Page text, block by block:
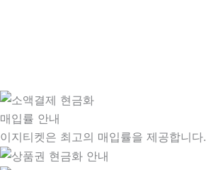
매입률 안내
이지티켓은 최고의 매입률을 제공합니다.